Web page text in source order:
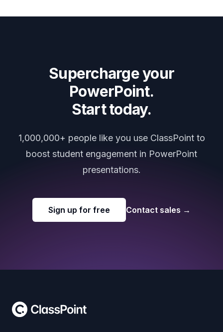
Supercharge your
PowerPoint.
Start today.
1,000,000+ people like you use ClassPoint to
boost student engagement in PowerPoint
presentations.
Sign up for free Contact sales →